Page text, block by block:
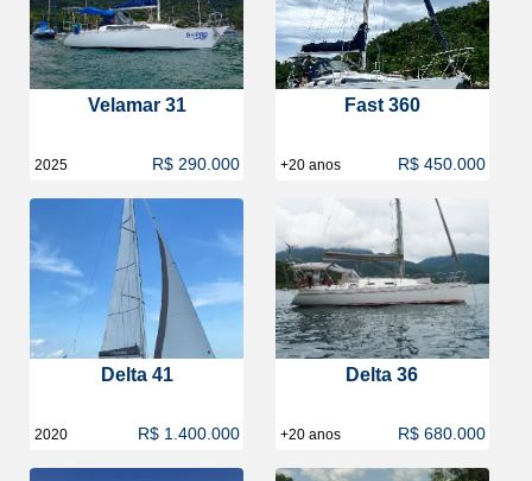
Velamar 31
2025 R$ 290.000
Fast 360
+20 anos R$ 450.000
Delta 41
2020 R$ 1.400.000
Delta 36
+20 anos R$ 680.000